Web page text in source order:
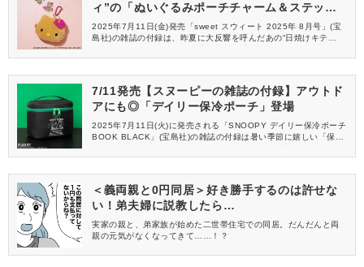
ィ”の「ぬいぐるみポーチチャーム＆ステッカ
ー」
2025年7月11日(金)発売「sweet スウィート 2025年 8月号」(宝
島社)の雑誌の付録は、昨夏に大反響を呼んだあの“日焼けキテ
ム＆ステッカー3点」の豪華セットが登場します♡
7/11発売【スヌーピーの雑誌の付録】アウトド
アにも◎「デイリー保冷ポーチ」登場
2025年7月11日(火)に発売される「SNOOPY デイリー保冷ポーチ
BOOK BLACK」(宝島社)の雑誌の付録は暑い季節に嬉しい「保冷
け保冷しておきたい……！」そんな日常シーンに寄り添ってくれ
＜義両親と0円同居＞好き勝手するのは許せな
い！弟夫婦に説教したら…
実家の親と、弟家族が始めた二世帯住宅での同居。だんだんと両
親の元気がなくなってきて……！？